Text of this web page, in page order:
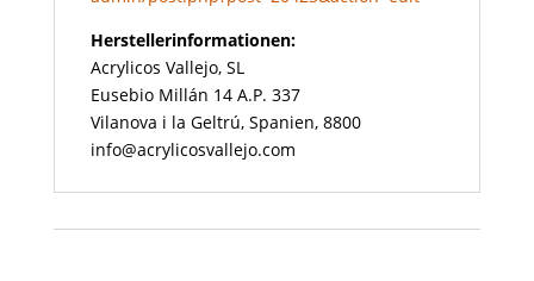
Herstellerinformationen:
Acrylicos Vallejo, SL
Eusebio Millán 14 A.P. 337
Vilanova i la Geltrú, Spanien, 8800
info@acrylicosvallejo.com